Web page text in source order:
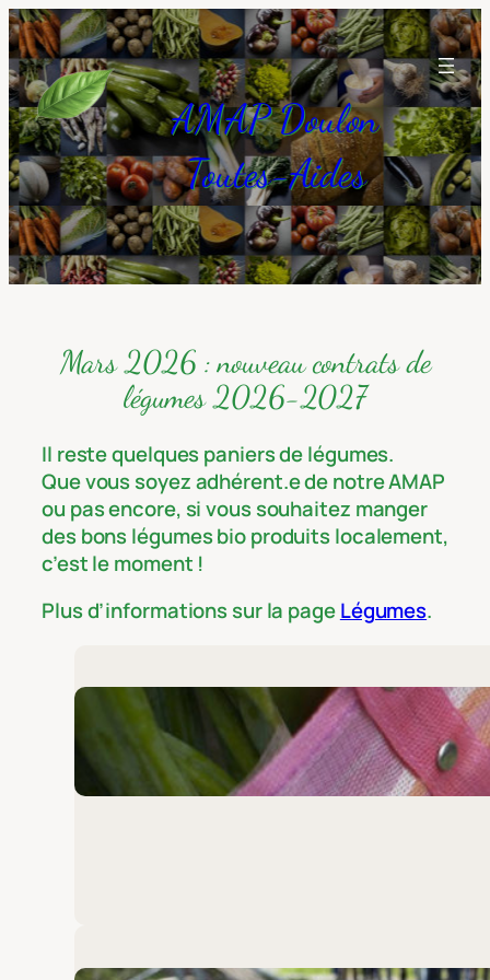
Aller
au
contenu
AMAP Doulon
Toutes-Aides
Mars 2026 : nouveau contrats de
légumes 2026-2027
Il reste quelques paniers de légumes.
Que vous soyez adhérent.e de notre AMAP
ou pas encore, si vous souhaitez manger
des bons légumes bio produits localement,
c’est le moment !
Plus d’informations sur la pageLégumes.